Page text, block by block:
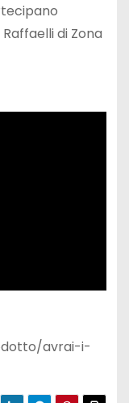
di Zona
avrai-i-